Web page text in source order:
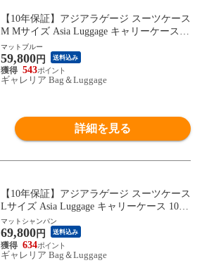
【10年保証】アジアラゲージ スーツケース
M Mサイズ Asia Luggage キャリーケース
軽量 軽い 拡張 拡張機能 かわいい TSA TS
Aロック 静音 極静音 キャスター ストッパ
ー おしゃれ Solid Knight ALI-075-24W
マットブルー
59,800円 送料込み
543
ギャレリア Bag＆Luggage
詳細を見る
【10年保証】アジアラゲージ スーツケース
Lサイズ Asia Luggage キャリーケース 104L
117L 15泊 長期 滞在 拡張 静音キャスター
軽い TSロック ストッパー ポリカーボネー
ト Solid Knight ALI-075-28W
マットシャンパン
69,800円 送料込み
634
ギャレリア Bag＆Luggage